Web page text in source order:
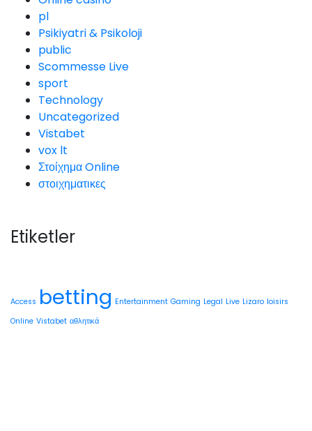
pl
Psikiyatri & Psikoloji
public
Scommesse Live
sport
Technology
Uncategorized
Vistabet
vox lt
Στοίχημα Online
στοιχηματικες
Etiketler
Access betting Entertainment Gaming Legal Live Lizaro loisirs
Online Vistabet αθλητικά